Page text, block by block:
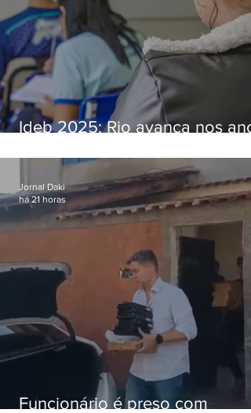
Ideb 2025: Rio avança nos
nacional
Funcionário é preso com
Jornal Daki
há 21 horas